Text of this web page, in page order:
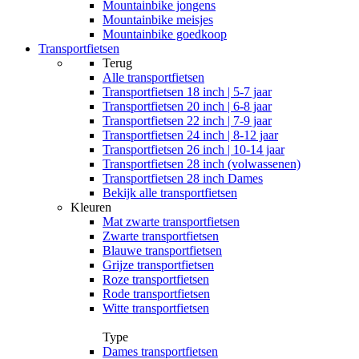
Mountainbike jongens
Mountainbike meisjes
Mountainbike goedkoop
Transportfietsen
Terug
Alle transportfietsen
Transportfietsen 18 inch | 5-7 jaar
Transportfietsen 20 inch | 6-8 jaar
Transportfietsen 22 inch | 7-9 jaar
Transportfietsen 24 inch | 8-12 jaar
Transportfietsen 26 inch | 10-14 jaar
Transportfietsen 28 inch (volwassenen)
Transportfietsen 28 inch Dames
Bekijk alle transportfietsen
Kleuren
Mat zwarte transportfietsen
Zwarte transportfietsen
Blauwe transportfietsen
Grijze transportfietsen
Roze transportfietsen
Rode transportfietsen
Witte transportfietsen
Type
Dames transportfietsen